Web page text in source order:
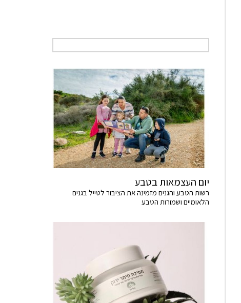
יום העצמאות בטבע
רשות הטבע והגנים מזמינה את הציבור לטייל בגנים
הלאומיים ושמורות הטבע